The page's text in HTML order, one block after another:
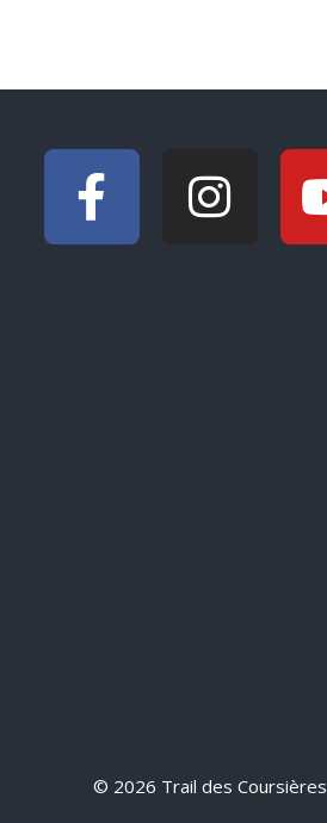
© 2026 Trail des Coursières